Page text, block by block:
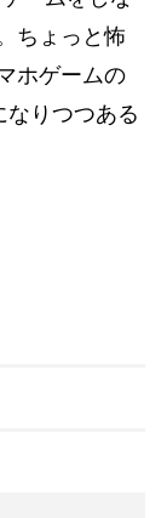
ちょっと怖
ホゲームの
なりつつある